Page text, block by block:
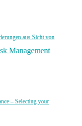
aus Sicht von
Management
– Selecting your